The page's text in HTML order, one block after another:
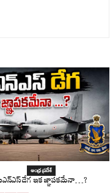
ఆంధ్ర ప్రదేశ్
డేగ ఇక జ్ఞాపకమేనా…?